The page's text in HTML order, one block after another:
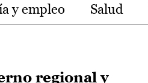
y empleo Salud
regional y